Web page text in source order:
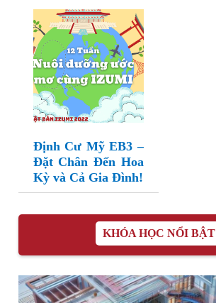
Định Cư Mỹ EB3 –
Đặt Chân Đến Hoa
Kỳ và Cả Gia Đình!
KHÓA HỌC NỔI BẬT